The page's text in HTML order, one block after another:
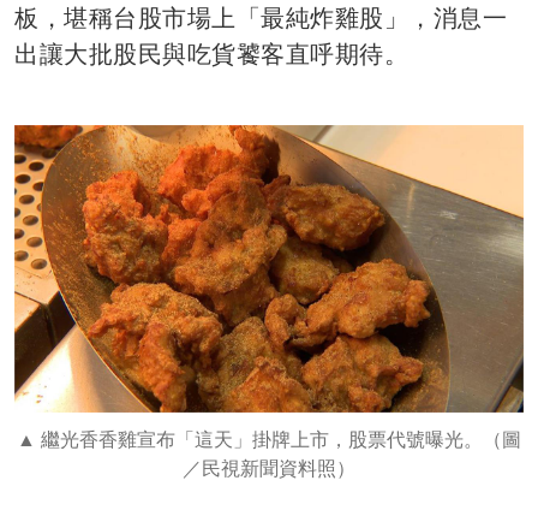
板，堪稱台股市場上「最純炸雞股」，消息一
出讓大批股民與吃貨饕客直呼期待。
繼光香香雞宣布「這天」掛牌上市，股票代號曝光。（圖
／民視新聞資料照）